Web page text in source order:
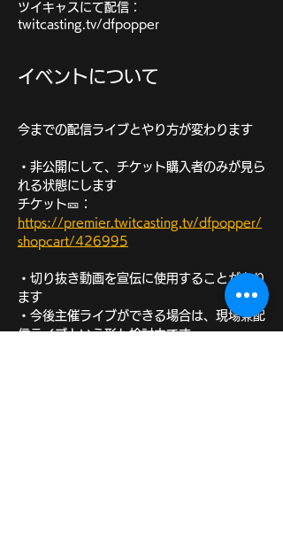
ツイキャスにて配信：
twitcasting.tv/dfpopper
イベントについて
今までの配信ライブとやり方が変わります
・非公開にして、チケット購入者のみが見ら
れる状態にします
チケット🎫：
https://premier.twitcasting.tv/dfpopper/
shopcart/426995
・切り抜き動画を宣伝に使用することがあり
ます
・今後主催ライブができる場合は、現場兼配
信ライブという形も検討中です